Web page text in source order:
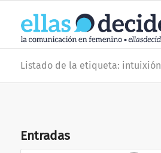
Listado de la etiqueta: intuixión
Entradas